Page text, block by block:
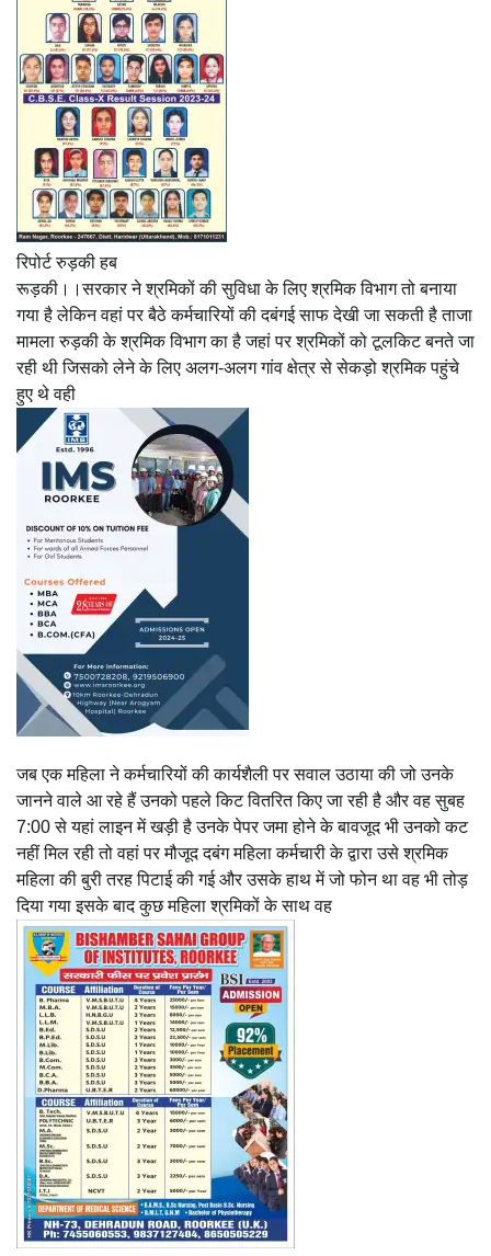
रिपोर्ट रुड़की हब
रूड़की।।सरकार ने श्रमिकों की सुविधा के लिए श्रमिक विभाग तो बनाया
गया है लेकिन वहां पर बैठे कर्मचारियों की दबंगई साफ देखी जा सकती है ताजा
मामला रुड़की के श्रमिक विभाग का है जहां पर श्रमिकों को टूलकिट बनते जा
रही थी जिसको लेने के लिए अलग-अलग गांव क्षेत्र से सेकड़ो श्रमिक पहुंचे
हुए थे वही
जब एक महिला ने कर्मचारियों की कार्यशैली पर सवाल उठाया की जो उनके
जानने वाले आ रहे हैं उनको पहले किट वितरित किए जा रही है और वह सुबह
7:00 से यहां लाइन में खड़ी है उनके पेपर जमा होने के बावजूद भी उनको कट
नहीं मिल रही तो वहां पर मौजूद दबंग महिला कर्मचारी के द्वारा उसे श्रमिक
महिला की बुरी तरह पिटाई की गई और उसके हाथ में जो फोन था वह भी तोड़
दिया गया इसके बाद कुछ महिला श्रमिकों के साथ वह